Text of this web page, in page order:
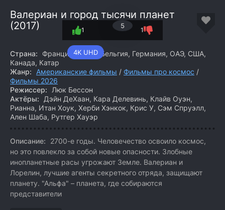
Валериан и город тысячи планет
(2017)
4K UHD
5
1 1
Страна:
Франция, Китай, Бельгия, Германия, ОАЭ, США,
Канада, Катар
Жанр:
Американские фильмы / Фильмы про космос /
Фильмы 2026
Режиссер:
Люк Бессон
Актёры:
Дэйн ДеХаан, Кара Делевинь, Клайв Оуэн,
Рианна, Итан Хоук, Херби Хэнкок, Крис У, Сэм Спруэлл,
Ален Шаба, Рутгер Хауэр
Описание:
2700-е годы. Человечество освоило космос,
но это повлекло за собой новые опасности. Злобные
инопланетные расы угрожают Земле. Валериан и
Лорелин, лучшие агенты секретного отряда, защищают
планету. "Альфа" – планета, где собираются
представители